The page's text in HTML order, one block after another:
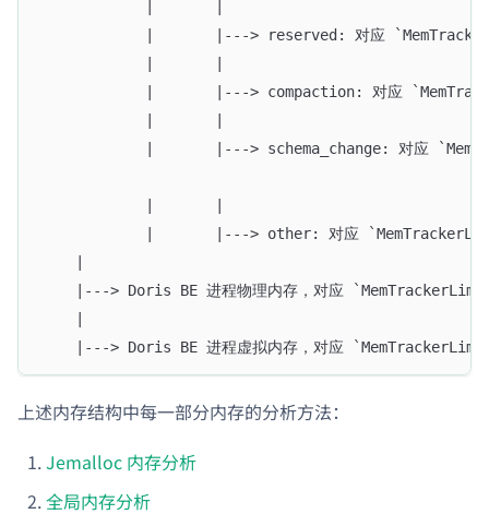
|       |---> reserved: 对应
|       |---> compaction: 对应
|       |---> schema_change: 对应
|       |---> other: 对应
|---> Doris BE 进程物理内存，对应
|---> Doris BE 进程虚拟内存，对应
上述内存结构中每一部分内存的分析方法：
Jemalloc 内存分析
全局内存分析